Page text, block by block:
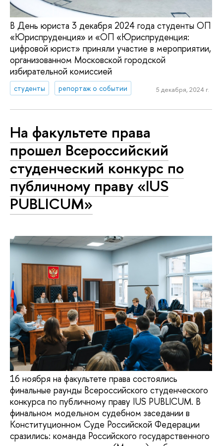
В День юриста 3 декабря 2024 года студенты ОП
«Юриспруденция» и «ОП «Юриспруденция:
цифровой юрист» приняли участие в мероприятии,
организованном Московской городской
избирательной комиссией
студенты репортаж о событии 5 декабря, 2024 г.
На факультете права
прошел Всероссийский
студенческий конкурс по
публичному праву «IUS
PUBLICUM»
16 ноября на факультете права состоялись
финальные раунды Всероссийского студенческого
конкурса по публичному праву IUS PUBLICUM. В
финальном модельном судебном заседании в
Конституционном Суде Российской Федерации
сразились: команда Российского государственного